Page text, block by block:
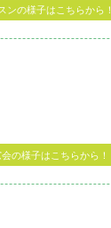
ンの様子はこちらから！
の様子はこちらから！